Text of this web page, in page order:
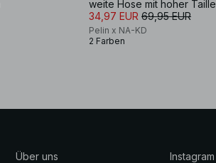
weite Hose mit hoher Taille
34,97 EUR 69,95 EUR
Pelin x NA-KD
2 Farben
Über uns
Instagram